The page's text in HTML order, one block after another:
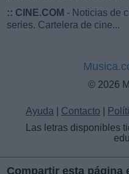
:: CINE.COM - Noticias de
series. Cartelera de cine...
© 2026
Ayuda Contacto
Las letras disponibles
Compartir esta página